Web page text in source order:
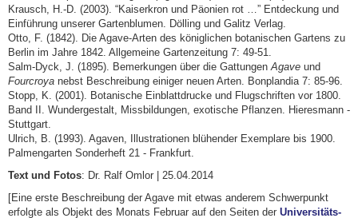
Krausch, H.-D. (2003). “Kaiserkron und Päonien rot …” Entdeckung und
Einführung unserer Gartenblumen. Dölling und Galitz Verlag.
Otto, F. (1842). Die Agave-Arten des königlichen botanischen Gartens zu
Berlin im Jahre 1842. Allgemeine Gartenzeitung 7: 49‑51.
Salm-Dyck, J. (1895). Bemerkungen über die Gattungen Agave und
Fourcroya nebst Beschreibung einiger neuen Arten. Bonplandia 7: 85‑96.
Stopp, K. (2001). Botanische Einblattdrucke und Flugschriften vor 1800.
Band II. Wundergestalt, Missbildungen, exotische Pflanzen. Hieresmann -
Stuttgart.
Ulrich, B. (1993). Agaven, Illustrationen blühender Exemplare bis 1900.
Palmengarten Sonderheft 21 - Frankfurt.
Text und Fotos: Dr. Ralf Omlor | 25.04.2014
[Eine erste Beschreibung der Agave mit etwas anderem Schwerpunkt
erfolgte als Objekt des Monats Februar auf den Seiten der Universitäts-